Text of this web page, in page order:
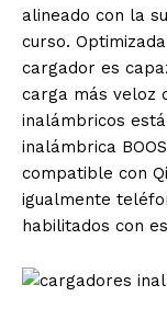
alineado con la
curso.
cargador es
carga más veloz
inalámbricos
inalámbrica
compatible con
igualmente
habilitados con